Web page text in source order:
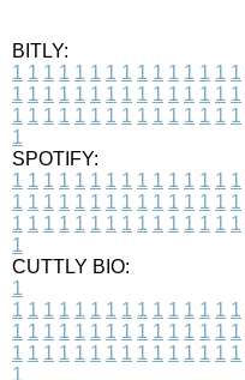
BITLY:
1 1 1 1 1 1 1 1 1 1 1 1 1 1 1
1 1 1 1 1 1 1 1 1 1 1 1 1 1 1
1 1 1 1 1 1 1 1 1 1 1 1 1 1 1
1
SPOTIFY:
1 1 1 1 1 1 1 1 1 1 1 1 1 1 1
1 1 1 1 1 1 1 1 1 1 1 1 1 1 1
1 1 1 1 1 1 1 1 1 1 1 1 1 1 1
1
CUTTLY BIO:
1
1 1 1 1 1 1 1 1 1 1 1 1 1 1 1
1 1 1 1 1 1 1 1 1 1 1 1 1 1 1
1 1 1 1 1 1 1 1 1 1 1 1 1 1 1
1